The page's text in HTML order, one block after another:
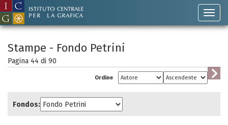
Stampe - Fondo Petrini
Pagina 44 di 90
Ordine
Fondos: